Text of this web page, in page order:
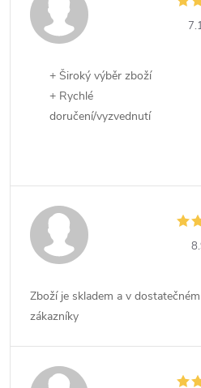
+ Široký výběr zboží
+ Rychlé
doručení/vyzvednutí
Zboží je skladem a v
zákazníky